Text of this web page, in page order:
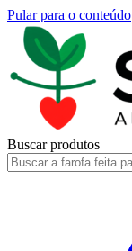
Pular para o conteúdo
Buscar produtos